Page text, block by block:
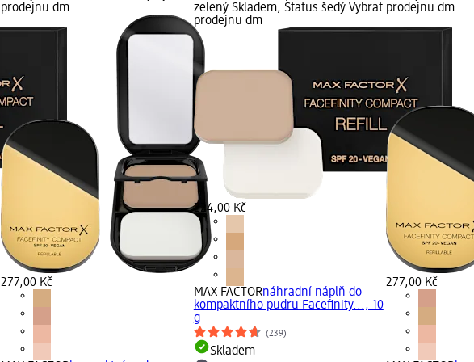
prodejnu dm
277,00 Kč
zelený Skladem, Status šedý Vybrat
prodejnu dm
224,00 Kč
MAX FACTORnáhradní náplň do
kompaktního pudru Facefinity..., 10
g
(239)
Skladem
prodejnu dm
277,00 Kč